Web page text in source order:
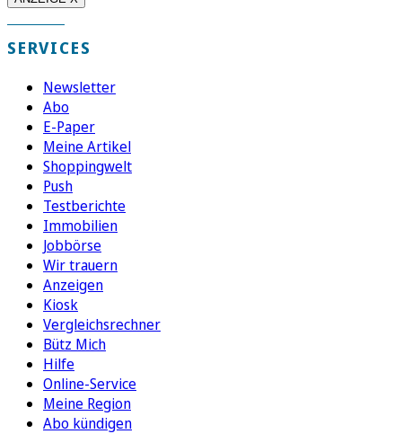
SERVICES
Newsletter
Abo
E-Paper
Meine Artikel
Shoppingwelt
Push
Testberichte
Immobilien
Jobbörse
Wir trauern
Anzeigen
Kiosk
Vergleichsrechner
Bütz Mich
Hilfe
Online-Service
Meine Region
Abo kündigen